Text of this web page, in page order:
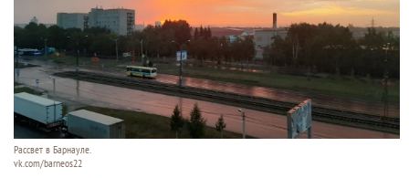
Рассвет в Барнауле.
vk.com/barneos22